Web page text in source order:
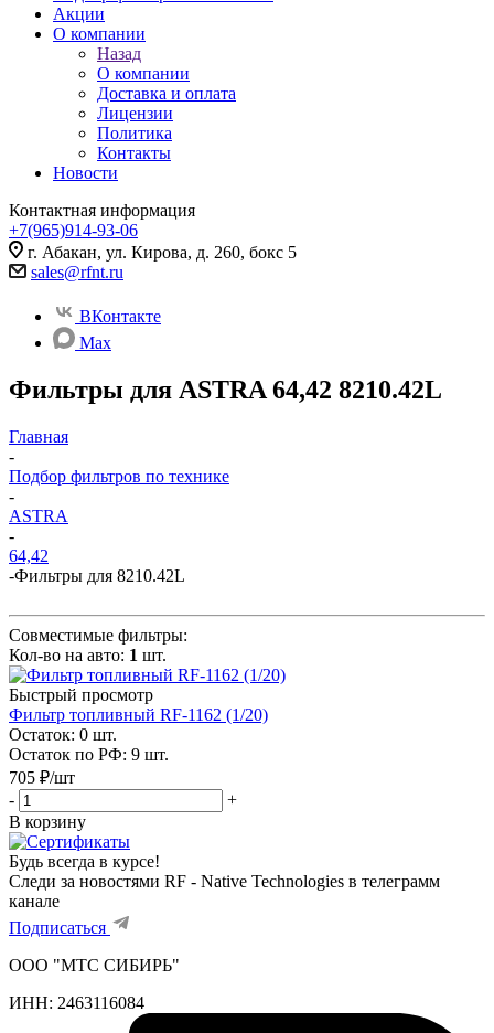
Акции
О компании
Назад
О компании
Доставка и оплата
Лицензии
Политика
Контакты
Новости
Контактная информация
+7(965)914-93-06
г. Абакан, ул. Кирова, д. 260, бокс 5
sales@rfnt.ru
ВКонтакте
Max
Фильтры для ASTRA 64,42 8210.42L
Главная
-
Подбор фильтров по технике
-
ASTRA
-
64,42
-Фильтры для 8210.42L
Совместимые фильтры:
Кол-во на авто: 1 шт.
Быстрый просмотр
Фильтр топливный RF-1162 (1/20)
Остаток: 0 шт.
Остаток по РФ: 9 шт.
705 ₽/шт
-
+
В корзину
Будь всегда в курсе!
Следи за новостями RF - Native Technologies в телеграмм
канале
Подписаться
ООО "МТС СИБИРЬ"
ИНН: 2463116084